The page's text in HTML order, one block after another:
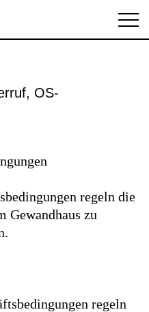
OS-
regeln die
Gewandhaus zu
regeln